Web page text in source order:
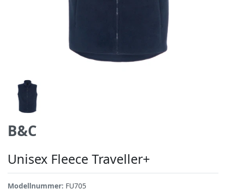
B&C
Unisex Fleece Traveller+
Modellnummer: FU705